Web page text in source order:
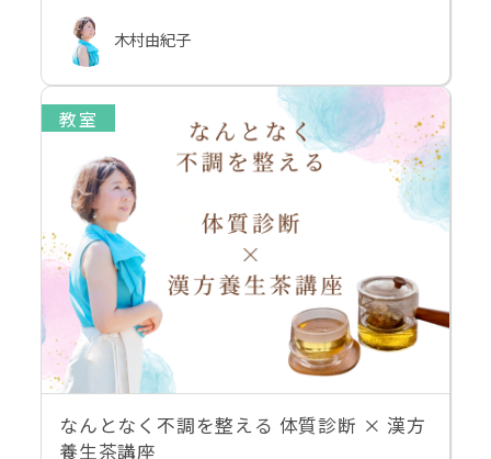
木村由紀子
教室
なんとなく不調を整える 体質診断 × 漢方
養生茶講座